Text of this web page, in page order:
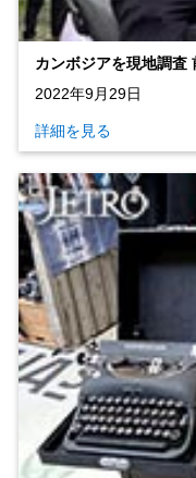
カンボジアを現地調査
2022年9月29日
詳細を見る